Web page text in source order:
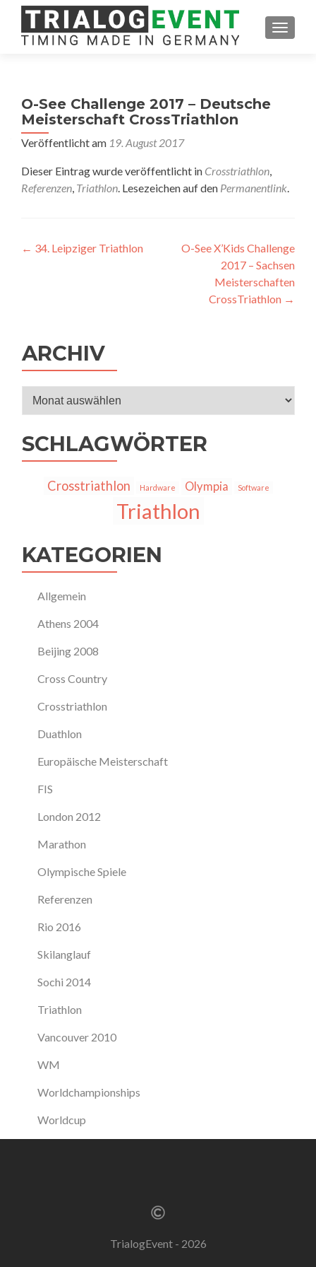
O-See Challenge 2017 – Deutsche
Meisterschaft CrossTriathlon
Veröffentlicht am 19. August 2017
Dieser Eintrag wurde veröffentlicht in Crosstriathlon,
Referenzen, Triathlon. Lesezeichen auf den Permanentlink.
Artikel-
← 34. Leipziger Triathlon
O-See X’Kids Challenge
2017 – Sachsen
Meisterschaften
CrossTriathlon →
ARCHIV
Archiv
SCHLAGWÖRTER
Crosstriathlon Hardware Olympia Software
Triathlon
KATEGORIEN
Allgemein
Athens 2004
Beijing 2008
Cross Country
Crosstriathlon
Duathlon
Europäische Meisterschaft
FIS
London 2012
Marathon
Olympische Spiele
Referenzen
Rio 2016
Skilanglauf
Sochi 2014
Triathlon
Vancouver 2010
WM
Worldchampionships
Worldcup
TrialogEvent - 2026